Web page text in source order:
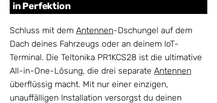
in Perfektion
Schluss mit dem Antennen-Dschungel auf dem
Dach deines Fahrzeugs oder an deinem IoT-
Terminal. Die Teltonika PR1KCS28 ist die ultimative
All-in-One-Lösung, die drei separate Antennen
überflüssig macht. Mit nur einer einzigen,
unauffälligen Installation versorgst du deinen